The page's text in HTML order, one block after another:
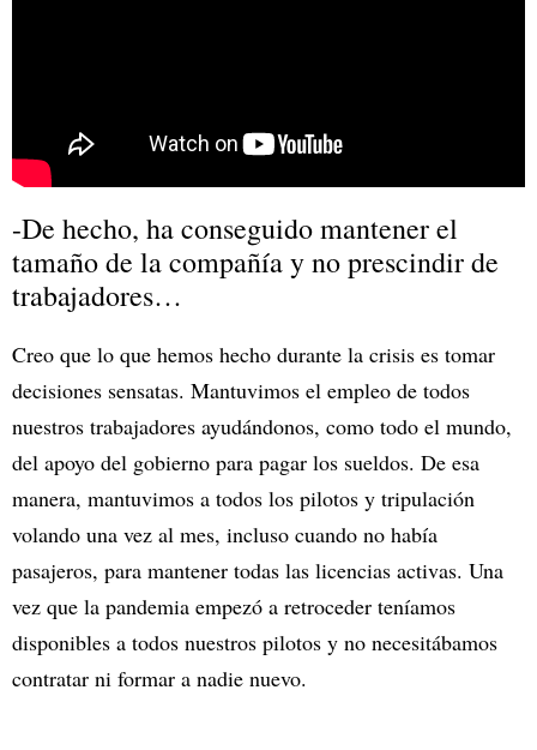
-De hecho, ha conseguido mantener el
tamaño de la compañía y no prescindir de
trabajadores…
Creo que lo que hemos hecho durante la crisis es tomar
decisiones sensatas. Mantuvimos el empleo de todos
nuestros trabajadores ayudándonos, como todo el mundo,
del apoyo del gobierno para pagar los sueldos. De esa
manera, mantuvimos a todos los pilotos y tripulación
volando una vez al mes, incluso cuando no había
pasajeros, para mantener todas las licencias activas. Una
vez que la pandemia empezó a retroceder teníamos
disponibles a todos nuestros pilotos y no necesitábamos
contratar ni formar a nadie nuevo.